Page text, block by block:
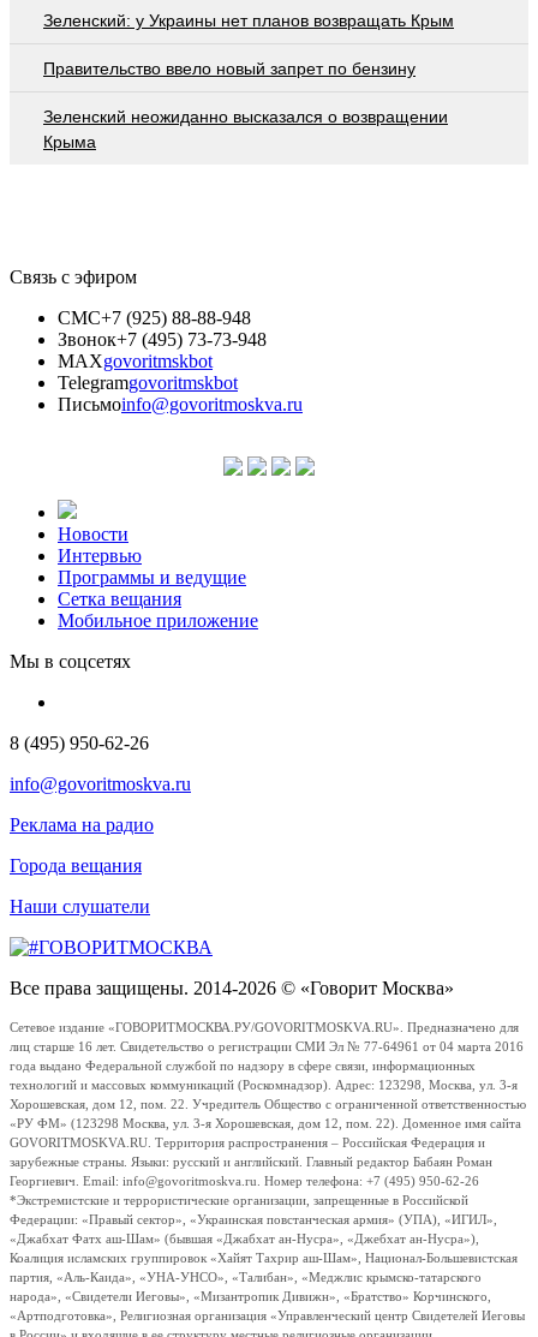
Зеленский: у Украины нет планов возвращать Крым
Правительство ввело новый запрет по бензину
Зеленский неожиданно высказался о возвращении
Крыма
Связь с эфиром
СМС+7 (925) 88-88-948
Звонок+7 (495) 73-73-948
MAXgovoritmskbot
Telegramgovoritmskbot
Письмоinfo@govoritmoskva.ru
Новости
Интервью
Программы и ведущие
Сетка вещания
Мобильное приложение
Мы в соцсетях
8 (495) 950-62-26
info@govoritmoskva.ru
Реклама на радио
Города вещания
Наши слушатели
Все права защищены. 2014-2026 © «Говорит Москва»
Сетевое издание «ГОВОРИТМОСКВА.РУ/GOVORITMOSKVA.RU». Предназначено для
лиц старше 16 лет. Свидетельство о регистрации СМИ Эл № 77-64961 от 04 марта 2016
года выдано Федеральной службой по надзору в сфере связи, информационных
технологий и массовых коммуникаций (Роскомнадзор). Адрес: 123298, Москва, ул. 3-я
Хорошевская, дом 12, пом. 22. Учредитель Общество с ограниченной ответственностью
«РУ ФМ» (123298 Москва, ул. 3-я Хорошевская, дом 12, пом. 22). Доменное имя сайта
GOVORITMOSKVA.RU. Территория распространения – Российская Федерация и
зарубежные страны. Языки: русский и английский. Главный редактор Бабаян Роман
Георгиевич. Email: info@govoritmoskva.ru. Номер телефона: +7 (495) 950-62-26
*Экстремистские и террористические организации, запрещенные в Российской
Федерации: «Правый сектор», «Украинская повстанческая армия» (УПА), «ИГИЛ»,
«Джабхат Фатх аш-Шам» (бывшая «Джабхат ан-Нусра», «Джебхат ан-Нусра»),
Коалиция исламских группировок «Хайят Тахрир аш-Шам», Национал-Большевистская
партия, «Аль-Каида», «УНА-УНСО», «Талибан», «Меджлис крымско-татарского
народа», «Свидетели Иеговы», «Мизантропик Дивижн», «Братство» Корчинского,
«Артподготовка», Религиозная организация «Управленческий центр Свидетелей Иеговы